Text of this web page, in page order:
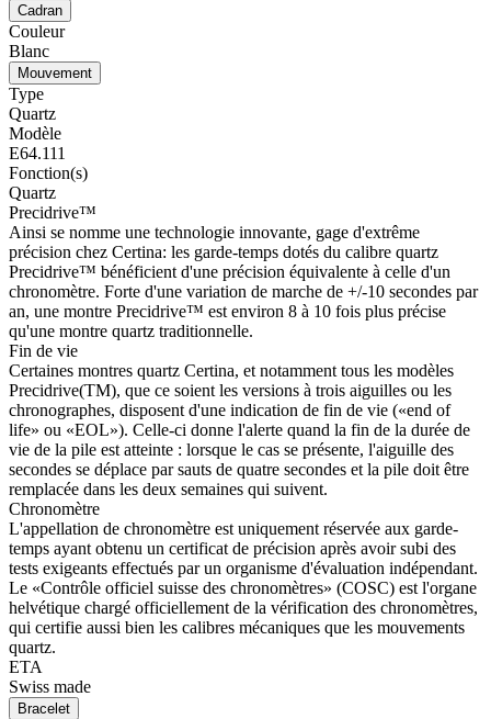
Cadran
Couleur
Blanc
Mouvement
Type
Quartz
Modèle
E64.111
Fonction(s)
Quartz
Precidrive™
Ainsi se nomme une technologie innovante, gage d'extrême
précision chez Certina: les garde-temps dotés du calibre quartz
Precidrive™ bénéficient d'une précision équivalente à celle d'un
chronomètre. Forte d'une variation de marche de +/-10 secondes par
an, une montre Precidrive™ est environ 8 à 10 fois plus précise
qu'une montre quartz traditionnelle.
Fin de vie
Certaines montres quartz Certina, et notamment tous les modèles
Precidrive(TM), que ce soient les versions à trois aiguilles ou les
chronographes, disposent d'une indication de fin de vie («end of
life» ou «EOL»). Celle-ci donne l'alerte quand la fin de la durée de
vie de la pile est atteinte : lorsque le cas se présente, l'aiguille des
secondes se déplace par sauts de quatre secondes et la pile doit être
remplacée dans les deux semaines qui suivent.
Chronomètre
L'appellation de chronomètre est uniquement réservée aux garde-
temps ayant obtenu un certificat de précision après avoir subi des
tests exigeants effectués par un organisme d'évaluation indépendant.
Le «Contrôle officiel suisse des chronomètres» (COSC) est l'organe
helvétique chargé officiellement de la vérification des chronomètres,
qui certifie aussi bien les calibres mécaniques que les mouvements
quartz.
ETA
Swiss made
Bracelet